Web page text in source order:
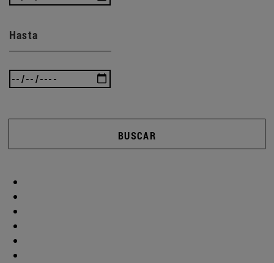
Hasta
BUSCAR